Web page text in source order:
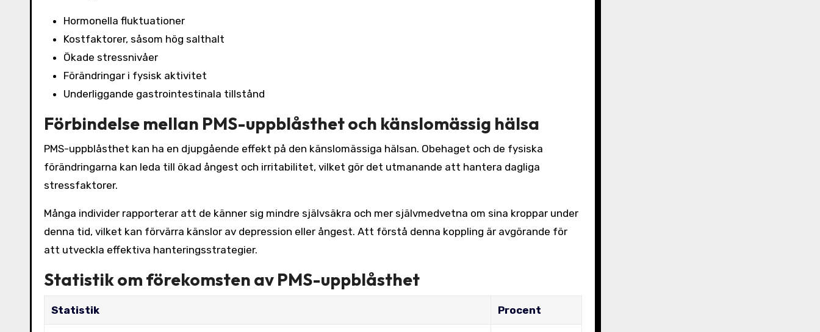
Hormonella fluktuationer
Kostfaktorer, såsom hög salthalt
Ökade stressnivåer
Förändringar i fysisk aktivitet
Underliggande gastrointestinala tillstånd
Förbindelse mellan PMS-uppblåsthet och känslomässig hälsa
PMS-uppblåsthet kan ha en djupgående effekt på den känslomässiga hälsan. Obehaget och de fysiska
förändringarna kan leda till ökad ångest och irritabilitet, vilket gör det utmanande att hantera dagliga
stressfaktorer.
Många individer rapporterar att de känner sig mindre självsäkra och mer självmedvetna om sina kroppar under
denna tid, vilket kan förvärra känslor av depression eller ångest. Att förstå denna koppling är avgörande för
att utveckla effektiva hanteringsstrategier.
Statistik om förekomsten av PMS-uppblåsthet
Statistik Procent